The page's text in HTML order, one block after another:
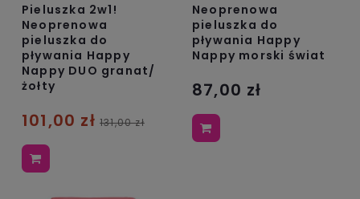
Pieluszka 2w1!
Neoprenowa
pieluszka do
pływania Happy
Nappy DUO granat/
żołty
101,00 zł 131,00 zł
Neoprenowa
pieluszka do
pływania Happy
Nappy morski świat
87,00 zł